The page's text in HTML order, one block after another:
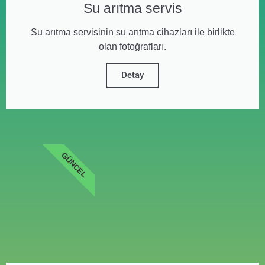
Su arıtma servis
Su arıtma servisinin su arıtma cihazları ile birlikte
olan fotoğrafları.
Detay
GÜNCEL